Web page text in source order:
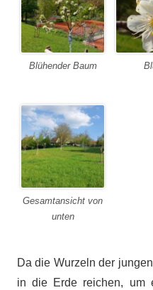
Blühender Baum
Gesamtansicht von
unten
Da die Wurzeln der
in die Erde reichen, um